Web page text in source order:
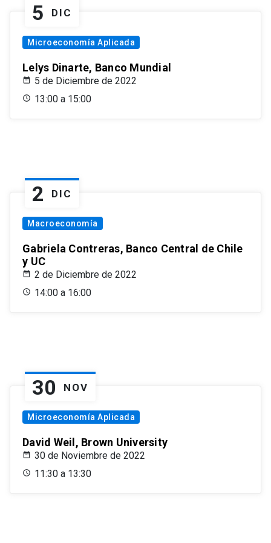
5 DIC
Microeconomía Aplicada
Lelys Dinarte, Banco Mundial
5 de Diciembre de 2022
13:00 a 15:00
2 DIC
Macroeconomía
Gabriela Contreras, Banco Central de Chile
y UC
2 de Diciembre de 2022
14:00 a 16:00
30 NOV
Microeconomía Aplicada
David Weil, Brown University
30 de Noviembre de 2022
11:30 a 13:30